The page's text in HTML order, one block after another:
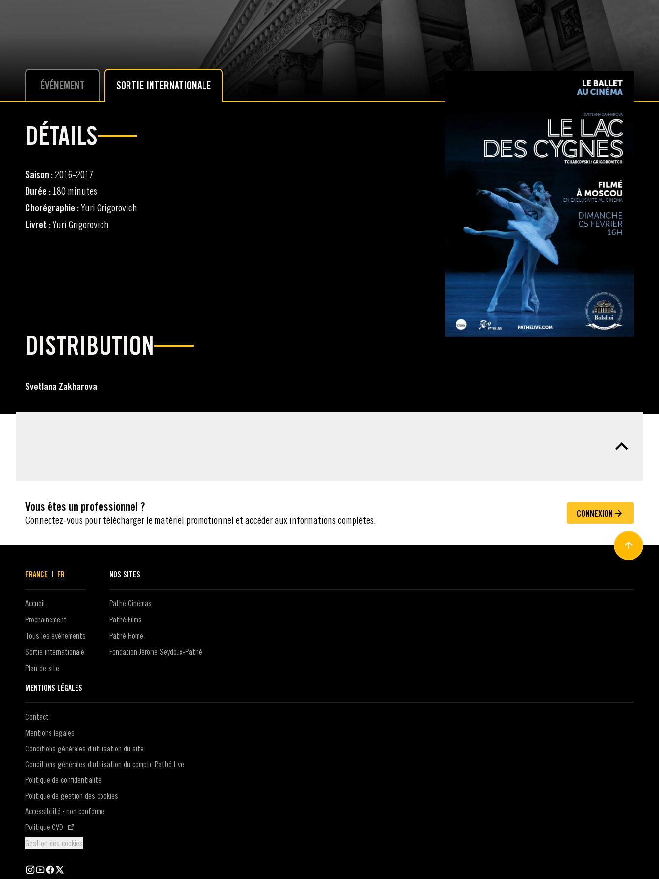
ÉVÉNEMENT SORTIE INTERNATIONALE
DÉTAILS
Saison : 2016-2017
Durée : 180 minutes
Chorégraphie :Yuri Grigorovich
Livret :Yuri Grigorovich
DISTRIBUTION
Svetlana Zakharova
Vous êtes un professionnel ?
Connectez-vous pour télécharger le matériel promotionnel et accéder aux informations complètes.
CONNEXION
FRANCE FR
Accueil
Prochainement
Tous les événements
Sortie internationale
Plan de site
NOS SITES
Pathé Cinémas
Pathé Films
Pathé Home
Fondation Jérôme Seydoux-Pathé
MENTIONS LÉGALES
Contact
Mentions légales
Conditions générales d'utilisation du site
Conditions générales d'utilisation du compte Pathé Live
Politique de confidentialité
Politique de gestion des cookies
Accessibilité : non conforme
Politique CVD (S'ouvre dans une nouvelle fenêtre)
Gestion des cookies